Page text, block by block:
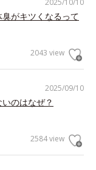
2025/10/10
がキツくなるって
2043 view
2025/09/10
のはなぜ？
2584 view